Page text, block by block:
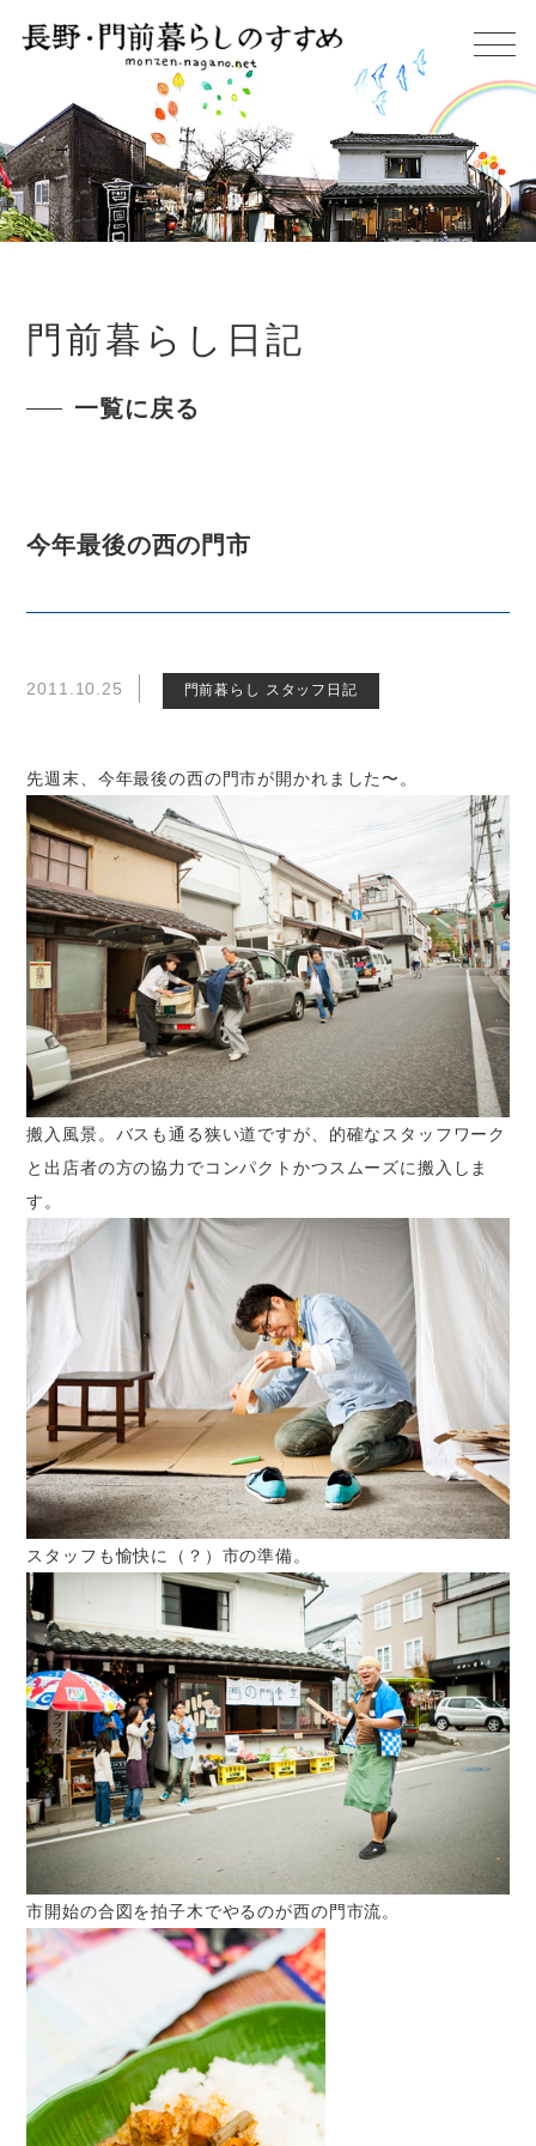
門前暮らし日記
一覧に戻る
今年最後の西の門市
2011.10.25 門前暮らし スタッフ日記
先週末、今年最後の西の門市が開かれました〜。
搬入風景。バスも通る狭い道ですが、的確なスタッフワーク
と出店者の方の協力でコンパクトかつスムーズに搬入しま
す。
スタッフも愉快に（？）市の準備。
市開始の合図を拍子木でやるのが西の門市流。